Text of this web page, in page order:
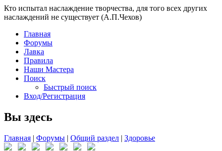
Кто испытал наслаждение творчества, для того всех других
наслаждений не существует (А.П.Чехов)
Главная
Форумы
Лавка
Правила
Наши Мастера
Поиск
Быстрый поиск
Вход/Регистрация
Вы здесь
Главная | Форумы | Общий раздел | Здоровье